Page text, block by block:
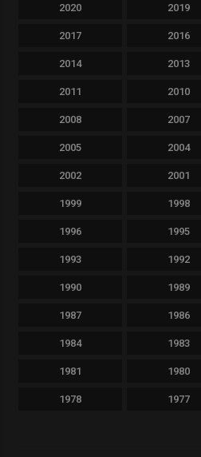
2020 2019
2017 2016
2014 2013
2011 2010
2008 2007
2005 2004
2002 2001
1999 1998
1996 1995
1993 1992
1990 1989
1987 1986
1984 1983
1981 1980
1978 1977